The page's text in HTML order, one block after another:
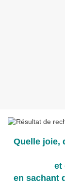
Quelle joie,
et
en sachant